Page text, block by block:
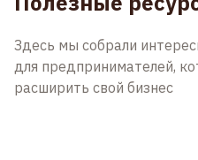
Здесь мы собрали
для предпринимателей,
расширить свой бизнес